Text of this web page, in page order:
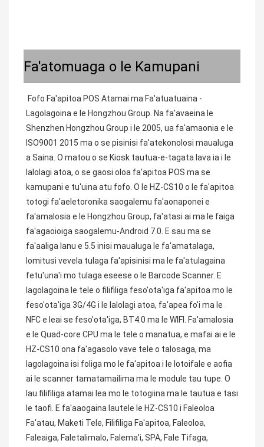
Fa'atomuaga o le Kamupani
Fofo Fa'apitoa POS Atamai ma Fa'atuatuaina -
Lagolagoina e le Hongzhou Group. Na fa'avaeina le
Shenzhen Hongzhou Group i le 2005, ua fa'amaonia e le
ISO9001 2015 ma o se pisinisi fa'atekonolosi maualuga
a Saina. O matou o se Kiosk tautua-e-tagata lava ia i le
lalolagi atoa, o se gaosi oloa fa'apitoa POS ma se
kamupani e tu'uina atu fofo. O le HZ-CS10 o le fa'apitoa
totogi fa'aeletoronika saogalemu fa'aonaponei e
fa'amalosia e le Hongzhou Group, fa'atasi ai ma le faiga
fa'agaoioiga saogalemu-Android 7.0. E sau ma se
fa'aaliga lanu e 5.5 inisi maualuga le fa'amatalaga,
lomitusi vevela tulaga fa'apisinisi ma le fa'atulagaina
fetu'una'i mo tulaga eseese o le Barcode Scanner. E
lagolagoina le tele o filifiliga feso'ota'iga fa'apitoa mo le
feso'ota'iga 3G/4G i le lalolagi atoa, fa'apea fo'i ma le
NFC e leai se feso'ota'iga, BT4.0 ma le WIFI. Fa'amalosia
e le Quad-core CPU ma le tele o manatua, e mafai ai e le
HZ-CS10 ona fa'agasolo vave tele o talosaga, ma
lagolagoina isi foliga mo le fa'apitoa i le lotoifale e aofia
ai le scanner tamatamailima ma le module tau tupe. O
lau filifiliga atamai lea mo le totogiina ma le tautua e tasi
le taofi. E fa'aaogaina lautele le HZ-CS10 i Faleoloa
Fa'atau, Maketi Tele, Filifiliga Fa'apitoa, Faleoloa,
Faleaiga, Faletalimalo, Falema'i, SPA, Fale Tifaga,